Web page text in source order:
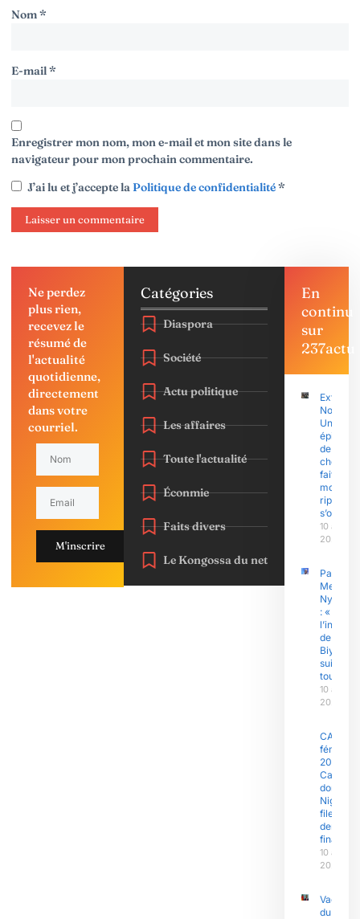
Nom*
E-mail*
Enregistrer mon nom, mon e-mail et mon site dans le
navigateur pour mon prochain commentaire.
J’ai lu et j’accepte laPolitique de confidentialité*
Ne perdez
plus rien,
recevez le
résumé de
l'actualité
quotidienne,
directement
dans votre
courriel.
M'inscrire
Catégories
Diaspora
Société
Actu politique
Les affaires
Toute l'actualité
Éconmie
Faits divers
Le Kongossa du net
En
continu
sur
237actu
Nord :
Une
de
choléra
fait 28
morts, la
riposte
10 août
2026
Pascal
: « Dans
de Paul
Biya, j’y
suis
toujours
10 août
2026
CAN
féminine
2026 :
domine
Nigeria
file en
demi-
finales !
10 août
2026
Vacance
du